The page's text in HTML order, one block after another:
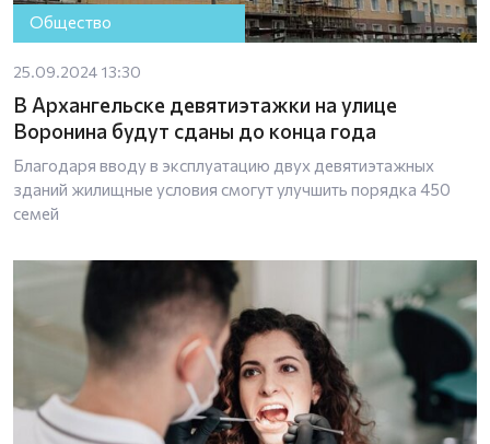
Общество
25.09.2024 13:30
В Архангельске девятиэтажки на улице
Воронина будут сданы до конца года
Благодаря вводу в эксплуатацию двух девятиэтажных
зданий жилищные условия смогут улучшить порядка 450
семей